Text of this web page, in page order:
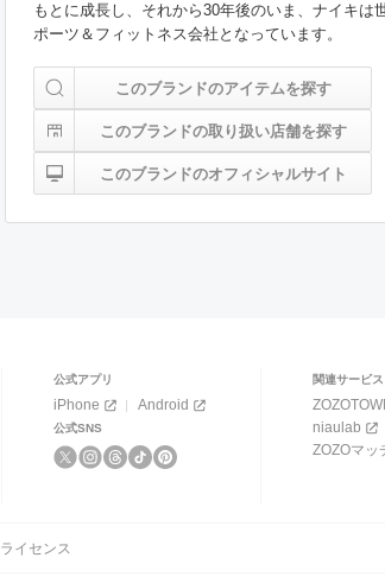
もとに成長し、それから30年後のいま、ナイキは
ポーツ＆フィットネス会社となっています。
このブランドのアイテムを探す
このブランドの取り扱い店舗を探す
このブランドのオフィシャルサイト
公式アプリ
iPhone Android
公式SNS
関連サービス
niaulab
ZOZOマッ
ライセンス